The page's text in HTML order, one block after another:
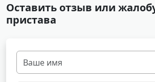
Оставить отзыв или
пристава